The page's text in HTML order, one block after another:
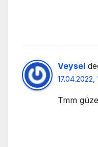
Veysel
17.04.2022,
Tmm